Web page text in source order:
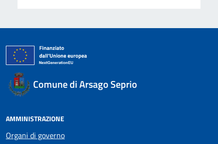
Comune di Arsago Seprio
AMMINISTRAZIONE
Organi di governo